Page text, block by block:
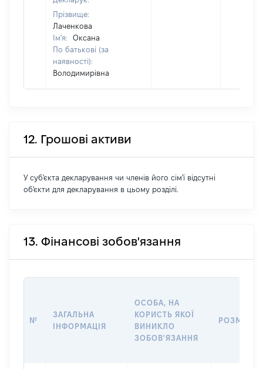
Прізвище:
Лаченкова
Ім'я:
Оксана
По батькові (за
наявності):
Володимирівна
12. Грошові активи
У суб'єкта декларування чи членів його сім'ї відсутні
об'єкти для декларування в цьому розділі.
13. Фінансові зобов'язання
№
ЗАГАЛЬНА
ІНФОРМАЦІЯ
ОСОБА, НА
КОРИСТЬ ЯКОЇ
ВИНИКЛО
ЗОБОВ'ЯЗАННЯ
РОЗМІР